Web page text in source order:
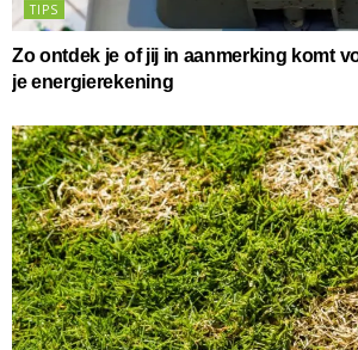
TIPS
Zo ontdek je of jij in aanmerking komt
je energierekening